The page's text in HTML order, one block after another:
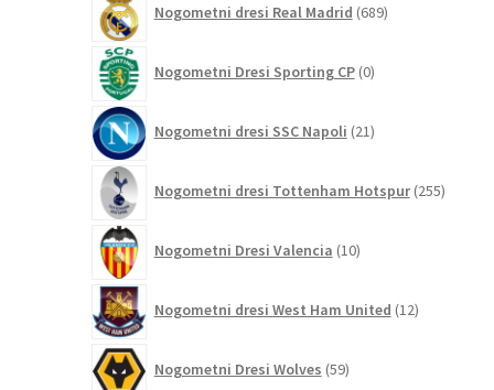
Nogometni dresi Real Madrid 689izdelkov
Nogometni Dresi Sporting CP 0izdelkov
Nogometni dresi SSC Napoli 21izdelkov
Nogometni dresi Tottenham Hotspur 255
Nogometni Dresi Valencia 10izdelkov
Nogometni dresi West Ham United 12izdelkov
Nogometni Dresi Wolves 59izdelkov